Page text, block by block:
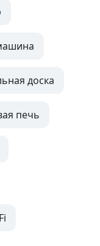
доска
печь